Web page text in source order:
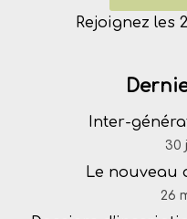
Rejoignez les
Inter-
30
Le nouveau
26